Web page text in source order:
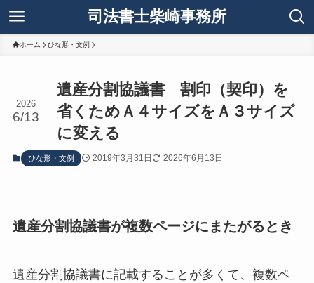
司法書士柴崎事務所
ホーム ひな形・文例
遺産分割協議書 割印（契印）を
省くためＡ４サイズをＡ３サイズ
に変える
2026
6/13
ひな形・文例 2019年3月31日 2026年6月13日
遺産分割協議書が複数ページにまたがるとき
遺産分割協議書に記載することが多くて、複数ペ